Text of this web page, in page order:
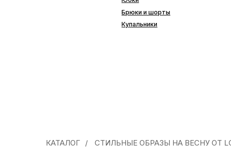
Купальники
КАТАЛОГ / СТИЛЬНЫЕ ОБРАЗЫ НА ВЕСНУ ОТ